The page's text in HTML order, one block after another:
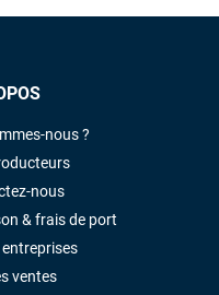
nous ?
nous
& frais de port
ventes